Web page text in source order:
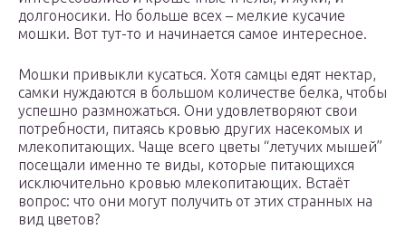
долгоносики. Но больше всех – мелкие кусачие
мошки. Вот тут-то и начинается самое интересное.
Мошки привыкли кусаться. Хотя самцы едят нектар,
самки нуждаются в большом количестве белка, чтобы
успешно размножаться. Они удовлетворяют свои
потребности, питаясь кровью других насекомых и
млекопитающих. Чаще всего цветы “летучих мышей”
посещали именно те виды, которые питающихся
исключительно кровью млекопитающих. Встаёт
вопрос: что они могут получить от этих странных на
вид цветов?